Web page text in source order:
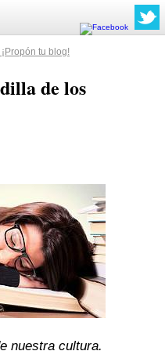
tu blog!
de los
nuestra cultura.